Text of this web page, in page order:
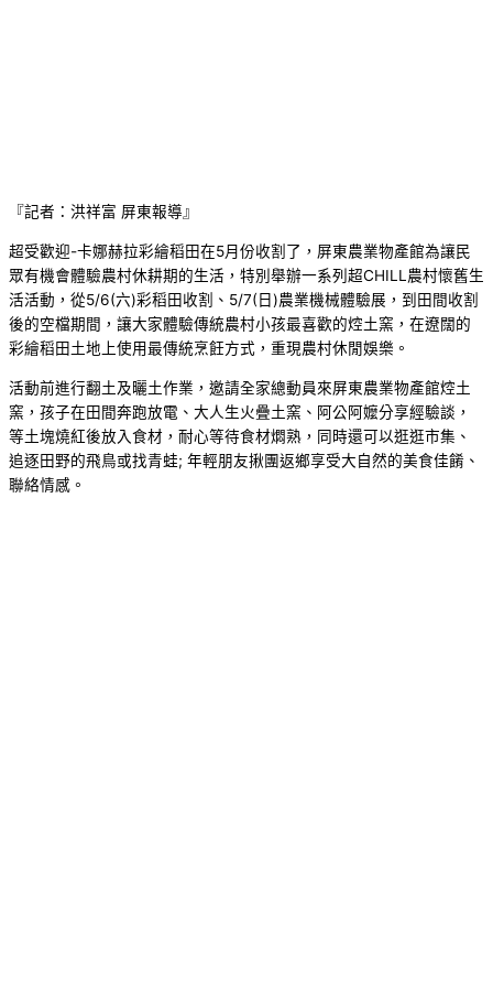
『記者：洪祥富 屏東報導』
超受歡迎-卡娜赫拉彩繪稻田在5月份收割了，屏東農業物產館為讓民
眾有機會體驗農村休耕期的生活，特別舉辦一系列超CHILL農村懷舊生
活活動，從5/6(六)彩稻田收割、5/7(日)農業機械體驗展，到田間收割
後的空檔期間，讓大家體驗傳統農村小孩最喜歡的焢土窯，在遼闊的
彩繪稻田土地上使用最傳統烹飪方式，重現農村休閒娛樂。
活動前進行翻土及曬土作業，邀請全家總動員來屏東農業物產館焢土
窯，孩子在田間奔跑放電、大人生火疊土窯、阿公阿嬤分享經驗談，
等土塊燒紅後放入食材，耐心等待食材燜熟，同時還可以逛逛市集、
追逐田野的飛鳥或找青蛙; 年輕朋友揪團返鄉享受大自然的美食佳餚、
聯絡情感。